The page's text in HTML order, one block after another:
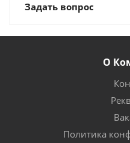
Задать вопрос
О
Политика